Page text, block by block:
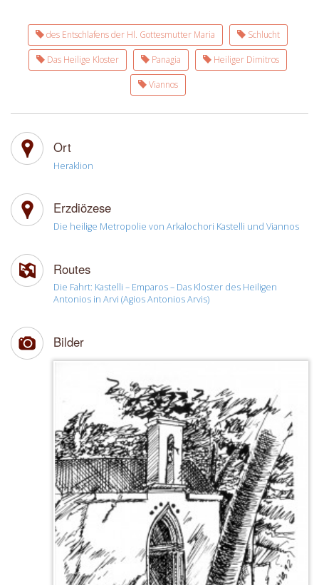
des Entschlafens der Hl. Gottesmutter Maria Schlucht
Das Heilige Kloster Panagia Heiliger Dimitros
Viannos
Ort
Heraklion
Erzdiözese
Die heilige Metropolie von Arkalochori Kastelli und Viannos
Routes
Die Fahrt: Kastelli – Emparos – Das Kloster des Heiligen
Antonios in Arvi (Agios Antonios Arvis)
Bilder